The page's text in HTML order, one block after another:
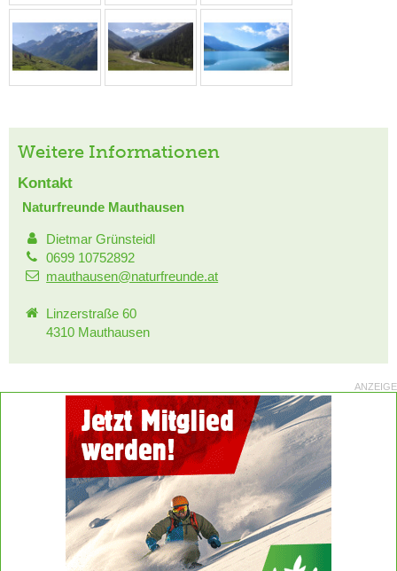
Weitere Informationen
Kontakt
Naturfreunde Mauthausen
Dietmar Grünsteidl
0699 10752892
mauthausen@naturfreunde.at
Linzerstraße 60
4310 Mauthausen
ANZEIGE